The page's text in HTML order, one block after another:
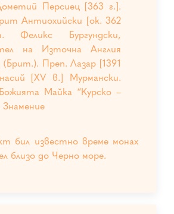
Персиец [363 г.].
Антиохийски [ок. 362
Бургундски,
на Източна Англия
(Брит.). Преп. Лазар [1391
[XV в.] Мурмански.
Майка “Курско –
Знамение
бил известно време монах
близо до Черно море.